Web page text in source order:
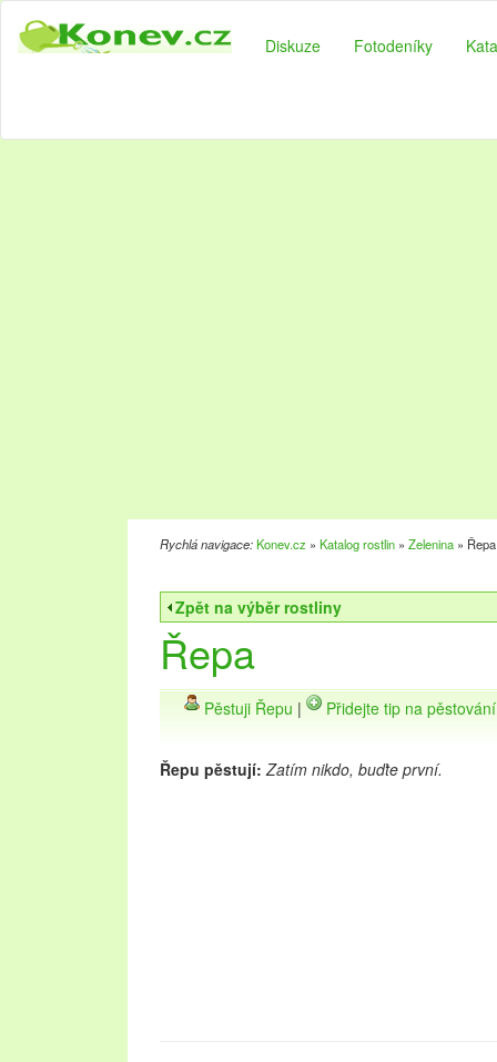
Diskuze Fotodeníky
Rychlá navigace:Konev.cz » Katalog rostlin » Zelenina » Řepa
Zpět na výběr rostliny
Řepa
Pěstuji Řepu | Přidejte tip na
Řepu pěstují: Zatím nikdo, buďte první.